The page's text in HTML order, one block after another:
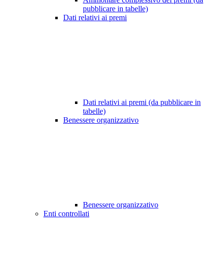
pubblicare in tabelle)
Dati relativi ai premi
Dati relativi ai premi (da pubblicare in
tabelle)
Benessere organizzativo
Benessere organizzativo
Enti controllati